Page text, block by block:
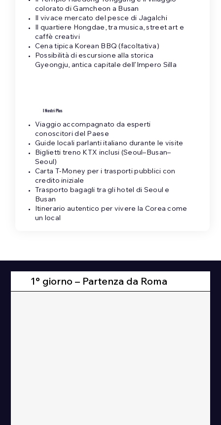
colorato di Gamcheon a Busan
Il vivace mercato del pesce di Jagalchi
Il quartiere Hongdae, tra musica, street art e
caffè creativi
Cena tipica Korean BBQ (facoltativa)
Possibilità di escursione alla storica
Gyeongju, antica capitale dell’Impero Silla
I Nostri Plus
Viaggio accompagnato da esperti
conoscitori del Paese
Guide locali parlanti italiano durante le visite
Biglietti treno KTX inclusi (Seoul–Busan–
Seoul)
Carta T-Money per i trasporti pubblici con
credito iniziale
Trasporto bagagli tra gli hotel di Seoul e
Busan
Itinerario autentico per vivere la Corea come
un local
1° giorno – Partenza da Roma